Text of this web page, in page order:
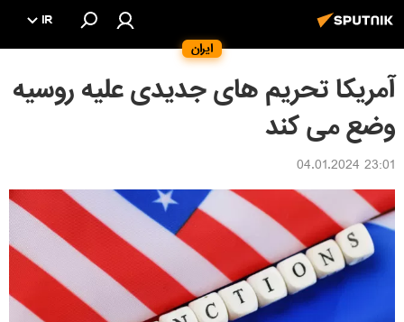
ایران
IR
آمریکا تحریم های جدیدی علیه روسیه
وضع می کند
23:01 04.01.2024